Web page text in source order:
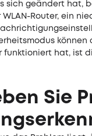
sich geändert hat,
Router, ein
können
funktioniert hat, ist
Sie